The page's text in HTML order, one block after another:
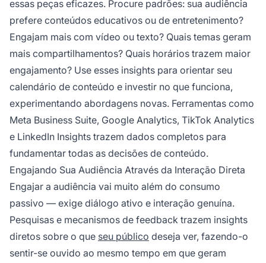
essas peças eficazes. Procure padrões: sua audiência
prefere conteúdos educativos ou de entretenimento?
Engajam mais com vídeo ou texto? Quais temas geram
mais compartilhamentos? Quais horários trazem maior
engajamento? Use esses insights para orientar seu
calendário de conteúdo e investir no que funciona,
experimentando abordagens novas. Ferramentas como
Meta Business Suite, Google Analytics, TikTok Analytics
e LinkedIn Insights trazem dados completos para
fundamentar todas as decisões de conteúdo.
Engajando Sua Audiência Através da Interação Direta
Engajar a audiência vai muito além do consumo
passivo — exige diálogo ativo e interação genuína.
Pesquisas e mecanismos de feedback trazem insights
diretos sobre o que seu público deseja ver, fazendo-o
sentir-se ouvido ao mesmo tempo em que geram